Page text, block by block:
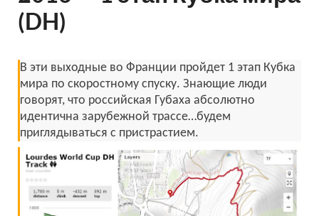
(DH)
В эти выходные во Франции пройдет 1 этап Кубка
мира по скоростному спуску. Знающие люди
говорят, что российская Губаха абсолютно
идентична зарубежной трассе…будем
приглядываться с пристрастием.